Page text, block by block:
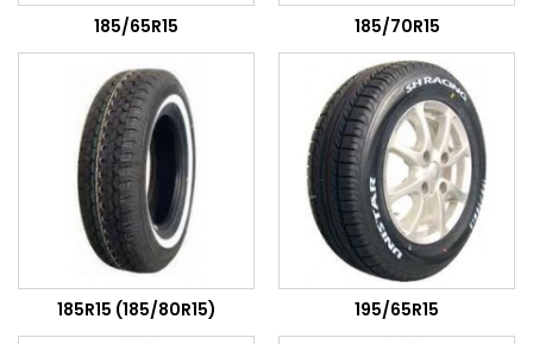
185/65R15 185/70R15
185R15 (185/80R15) 195/65R15